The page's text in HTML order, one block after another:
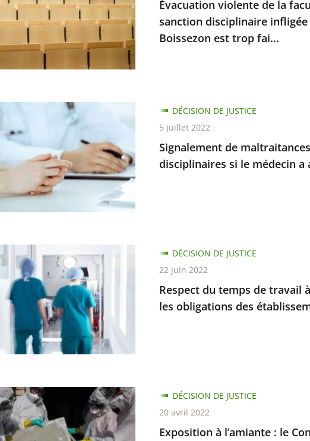
Évacuation violente de la
sanction disciplinaire infligée
Boissezon est trop fai...
Signalement de
disciplinaires si le médecin a
DÉCISION DE JUSTICE
5 juillet 2022
Respect du temps de travail
les obligations des
DÉCISION DE JUSTICE
22 juin 2022
Exposition à l’amiante : le
DÉCISION DE JUSTICE
20 avril 2022